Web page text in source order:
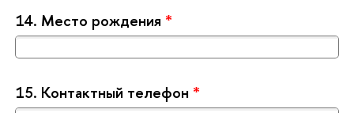
14. Место рождения *
15. Контактный телефон *